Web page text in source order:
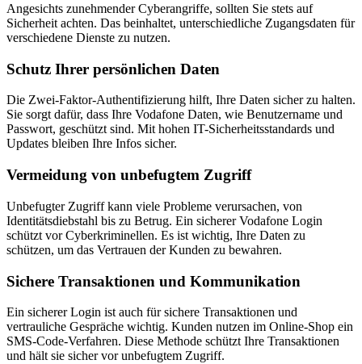
Angesichts zunehmender Cyberangriffe, sollten Sie stets auf
Sicherheit achten. Das beinhaltet, unterschiedliche Zugangsdaten für
verschiedene Dienste zu nutzen.
Schutz Ihrer persönlichen Daten
Die Zwei-Faktor-Authentifizierung hilft, Ihre Daten sicher zu halten.
Sie sorgt dafür, dass Ihre Vodafone Daten, wie Benutzername und
Passwort, geschützt sind. Mit hohen IT-Sicherheitsstandards und
Updates bleiben Ihre Infos sicher.
Vermeidung von unbefugtem Zugriff
Unbefugter Zugriff kann viele Probleme verursachen, von
Identitätsdiebstahl bis zu Betrug. Ein sicherer Vodafone Login
schützt vor Cyberkriminellen. Es ist wichtig, Ihre Daten zu
schützen, um das Vertrauen der Kunden zu bewahren.
Sichere Transaktionen und Kommunikation
Ein sicherer Login ist auch für sichere Transaktionen und
vertrauliche Gespräche wichtig. Kunden nutzen im Online-Shop ein
SMS-Code-Verfahren. Diese Methode schützt Ihre Transaktionen
und hält sie sicher vor unbefugtem Zugriff.